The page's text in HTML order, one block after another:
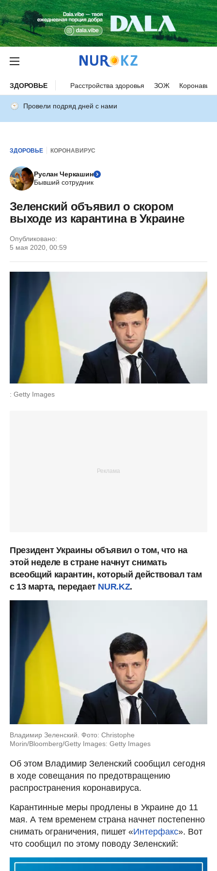
ЗДОРОВЬЕ Расстройства здоровья ЗОЖ
Провели подряд дней с нами
ЗДОРОВЬЕ КОРОНАВИРУС
Руслан Черкашин
Бывший сотрудник
Зеленский объявил о скором
выходе из карантина в Украине
Опубликовано:
5 мая 2020, 00:59
: Getty Images
Президент Украины объявил о том, что на
этой неделе в стране начнут снимать
всеобщий карантин, который действовал там
с 13 марта, передает NUR.KZ.
Владимир Зеленский. Фото: Christophe
Morin/Bloomberg/Getty Images: Getty Images
Об этом Владимир Зеленский сообщил сегодня
в ходе совещания по предотвращению
распространения коронавируса.
Карантинные меры продлены в Украине до 11
мая. А тем временем страна начнет постепенно
снимать ограничения, пишет «Интерфакс». Вот
что сообщил по этому поводу Зеленский: